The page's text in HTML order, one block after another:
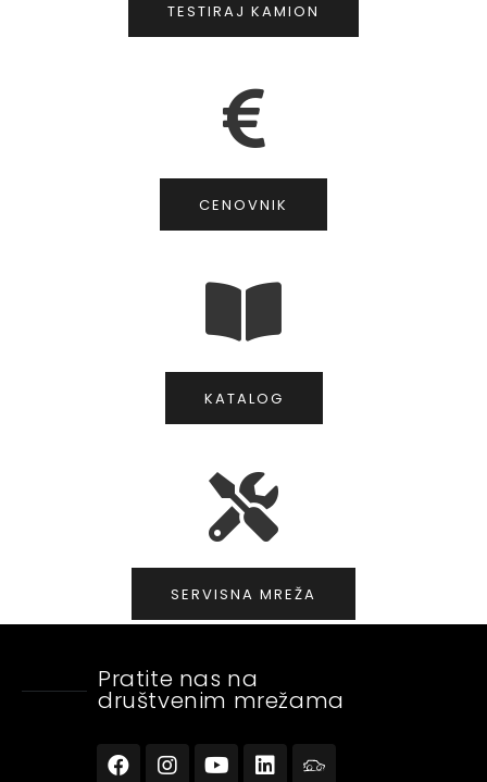
TESTIRAJ KAMION
CENOVNIK
KATALOG
SERVISNA MREŽA
Pratite nas na
društvenim mrežama